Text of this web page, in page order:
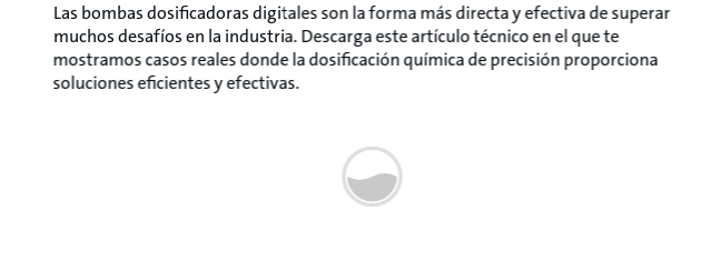
Las bombas dosificadoras digitales son la forma más directa y efectiva de superar
muchos desafíos en la industria. Descarga este artículo técnico en el que te
mostramos casos reales donde la dosificación química de precisión proporciona
soluciones eficientes y efectivas.